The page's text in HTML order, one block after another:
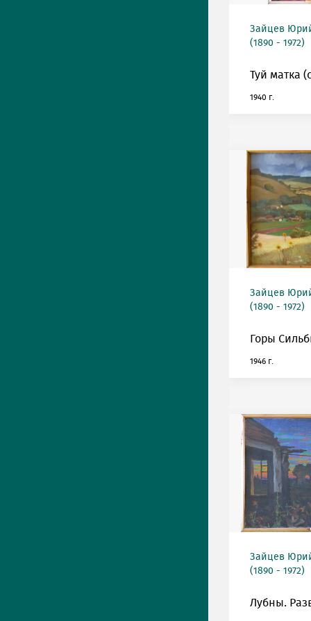
Зайцев
(1890 - 1972)
Туй матка
1940 г.
Зайцев
(1890 - 1972)
Горы
1946 г.
Зайцев
(1890 - 1972)
Лубны.